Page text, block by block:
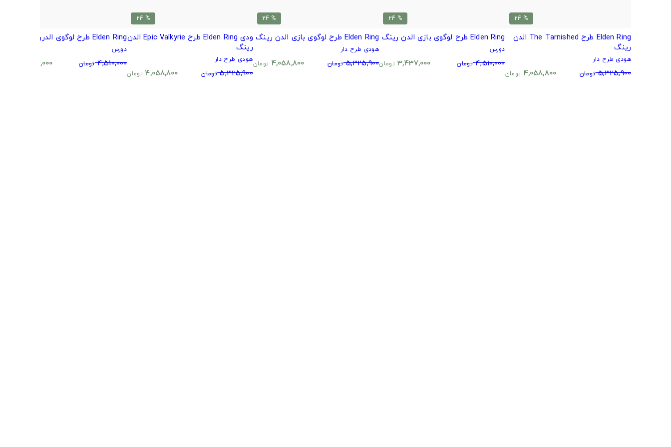
% 24
Elden Ring طرح The Tarnished الدن
رینگ
هودی طرح دار
5,325,900 تومان 4,058,800 تومان
% 24
Elden Ring طرح لوگوی بازی الدن رینگ
دورس
4,510,000 تومان 3,437,000 تومان
% 24
Elden Ring طرح لوگوی بازی الدن رینگ
هودی طرح دار
5,325,900 تومان 4,058,800 تومان
% 24
ودی Elden Ring طرح Epic Valkyrie الدن
رینگ
هودی طرح دار
5,325,900 تومان 4,058,800 تومان
Elden Ring طرح لوگوی الدررینگ
دورس
4,510,000 تومان 3,437,000